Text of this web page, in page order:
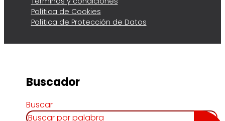
Política de Cookies
Política de Protección de Datos
Buscador
Buscar